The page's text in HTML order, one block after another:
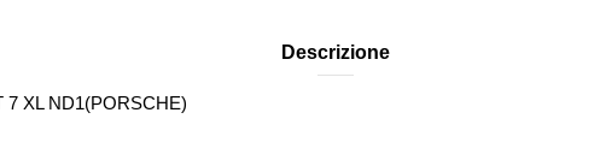
Descrizione
7 XL ND1(PORSCHE)